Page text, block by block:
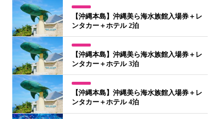
【沖縄本島】沖縄美ら海水族館入場券＋レ
ンタカー＋ホテル 2泊
【沖縄本島】沖縄美ら海水族館入場券＋レ
ンタカー＋ホテル 3泊
【沖縄本島】沖縄美ら海水族館入場券＋レ
ンタカー＋ホテル 4泊